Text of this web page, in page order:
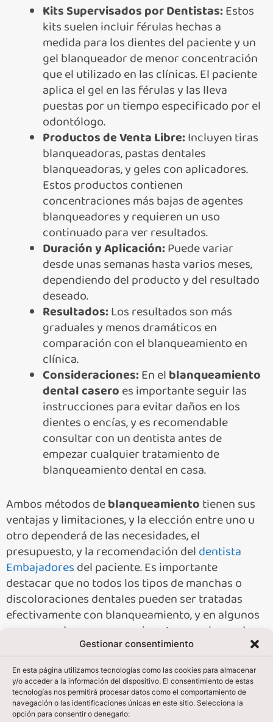
Gestionar consentimiento
En esta página utilizamos tecnologías como las cookies para almacenar
y/o acceder a la información del dispositivo. El consentimiento de estas
tecnologías nos permitirá procesar datos como el comportamiento de
navegación o las identificaciones únicas en este sitio. Selecciona la
opción para consentir o denegarlo:
Kits Supervisados por Dentistas:Estos
kits suelen incluir férulas hechas a
medida para los dientes del paciente y un
gel blanqueador de menor concentración
que el utilizado en las clínicas. El paciente
aplica el gel en las férulas y las lleva
puestas por un tiempo especificado por el
odontólogo.
Productos de Venta Libre:Incluyen tiras
blanqueadoras, pastas dentales
blanqueadoras, y geles con aplicadores.
Estos productos contienen
concentraciones más bajas de agentes
blanqueadores y requieren un uso
continuado para ver resultados.
Duración y Aplicación:Puede variar
desde unas semanas hasta varios meses,
dependiendo del producto y del resultado
deseado.
Resultados:Los resultados son más
graduales y menos dramáticos en
comparación con el blanqueamiento en
clínica.
Consideraciones:En elblanqueamiento
dental caseroes importante seguir las
instrucciones para evitar daños en los
dientes o encías, y es recomendable
consultar con un dentista antes de
empezar cualquier tratamiento de
blanqueamiento dental en casa.
Ambos métodos deblanqueamientotienen sus
ventajas y limitaciones, y la elección entre uno u
otro dependerá de las necesidades, el
presupuesto, y la recomendación deldentista
Embajadoresdel paciente. Es importante
destacar que no todos los tipos de manchas o
discoloraciones dentales pueden ser tratadas
efectivamente con blanqueamiento, y en algunos
casos, pueden ser necesarias otras opciones de
tratamiento dental cosmético.